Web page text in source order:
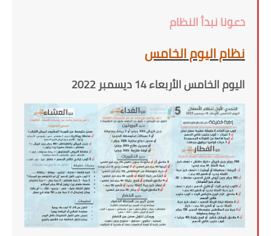
دعونا نبدأ النظام
نظام اليوم الخامس
اليوم الخامس الأربعاء 14 ديسمبر 2022